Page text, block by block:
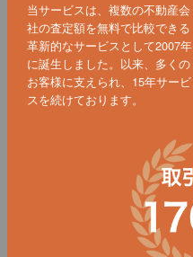
当サービスは、複数の不動産会
社の査定額を無料で比較できる
革新的なサービスとして2007年
に誕生しました。以来、多くの
お客様に支えられ、15年サービ
スを続けております。